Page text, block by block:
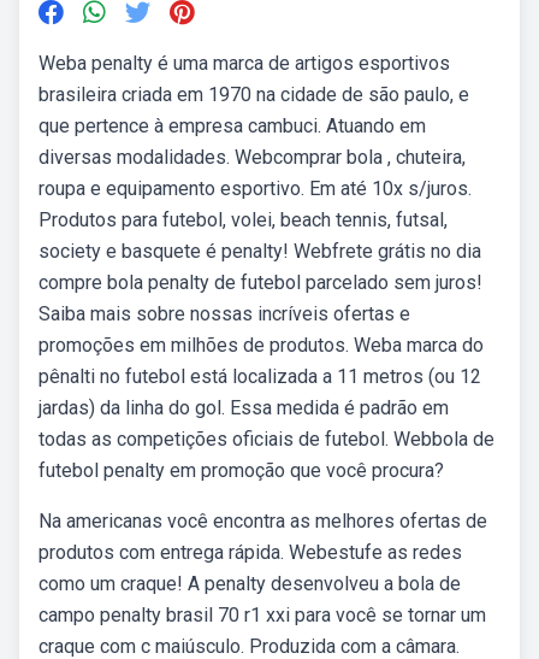
Weba penalty é uma marca de artigos esportivos
brasileira criada em 1970 na cidade de são paulo, e
que pertence à empresa cambuci. Atuando em
diversas modalidades. Webcomprar bola , chuteira,
roupa e equipamento esportivo. Em até 10x s/juros.
Produtos para futebol, volei, beach tennis, futsal,
society e basquete é penalty! Webfrete grátis no dia
compre bola penalty de futebol parcelado sem juros!
Saiba mais sobre nossas incríveis ofertas e
promoções em milhões de produtos. Weba marca do
pênalti no futebol está localizada a 11 metros (ou 12
jardas) da linha do gol. Essa medida é padrão em
todas as competições oficiais de futebol. Webbola de
futebol penalty em promoção que você procura?
Na americanas você encontra as melhores ofertas de
produtos com entrega rápida. Webestufe as redes
como um craque! A penalty desenvolveu a bola de
campo penalty brasil 70 r1 xxi para você se tornar um
craque com c maiúsculo. Produzida com a câmara.